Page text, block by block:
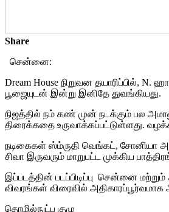
Share
சென்னை:
Dream House நிறுவன தயாரிப்பில்,
பூஜையுடன் இன்று இனிதே துவங்கியது.
நிஜத்தில் நம் கண் முன் நடக்கும் பல
திரைக்கதை உருவாக்கப்பட்டுள்ளது.
நடிகைகள் ஸ்ம்ருதி வெங்கட், சோனியா
சிவா இருவரும் மாறுபட்ட முக்கிய
இப்படத்தின் படப்பிடிப்பு சென்னை
விவரங்கள் விரைவில் அதிகாரப்பூர்வமாக
தொழில்நுட்ப குழு